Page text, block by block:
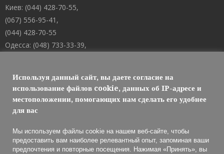
Киев: (044) 428-70-55,
(067) 556-95-41,
(044) 428-70-55
Одесса: (048) 733-33-39,
Днепр: (067) 488-10-45
E-mail: welcome@101mk.com
Используя данный сайт, вы даете согласие на
использование файлов cookie, данных об IP-адресе и
местоположении, помогающих нам сделать его удобнее
для вас
Мы используем файлы cookie на нашем веб-сайте, чтобы
предоставить вам наиболее релевантный опыт, запоминая ваши
предпочтения и повторные посещения. Нажимая «Принять», вы